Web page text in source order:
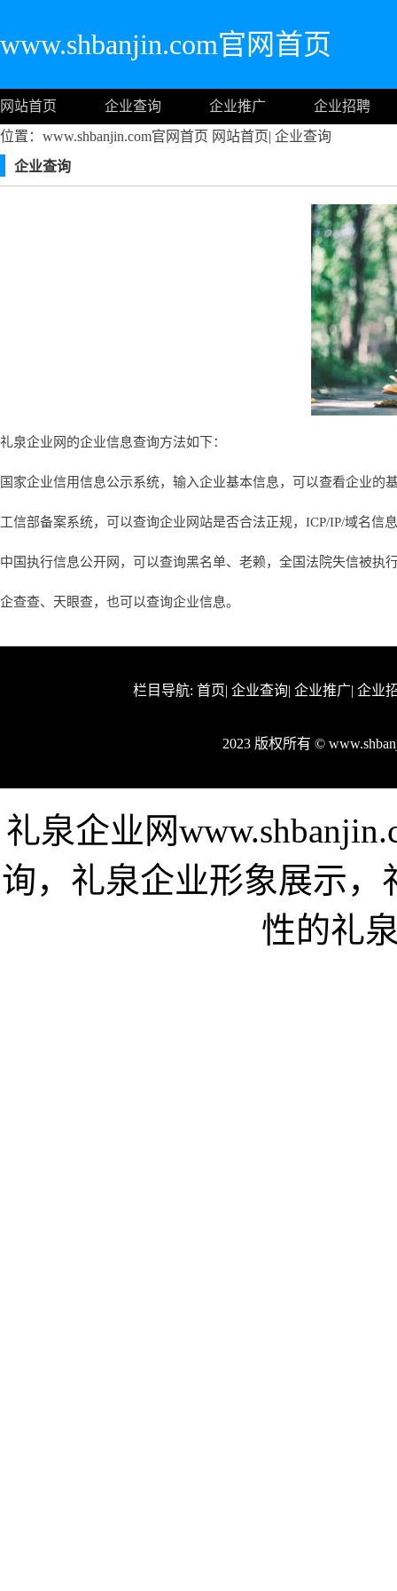
www.shbanjin.com官网首页
网站首页 企业查询 企业推广
企业招聘
位置：www.shbanjin.com官网首页 网站首页| 企业查询
企业查询
礼泉企业网的企业信息查询方法如下：
国家企业信用信息公示系统，输入企业基本信息，可以查看企业的
工信部备案系统，可以查询企业网站是否合法正规，ICP/IP/域名信
中国执行信息公开网，可以查询黑名单、老赖，全国法院失信被执
企查查、天眼查，也可以查询企业信息。
栏目导航: 首页| 企业查询| 企业推广| 企业
2023 版权所有 ©
礼泉企业网
询，礼泉企业形象展示
性的礼